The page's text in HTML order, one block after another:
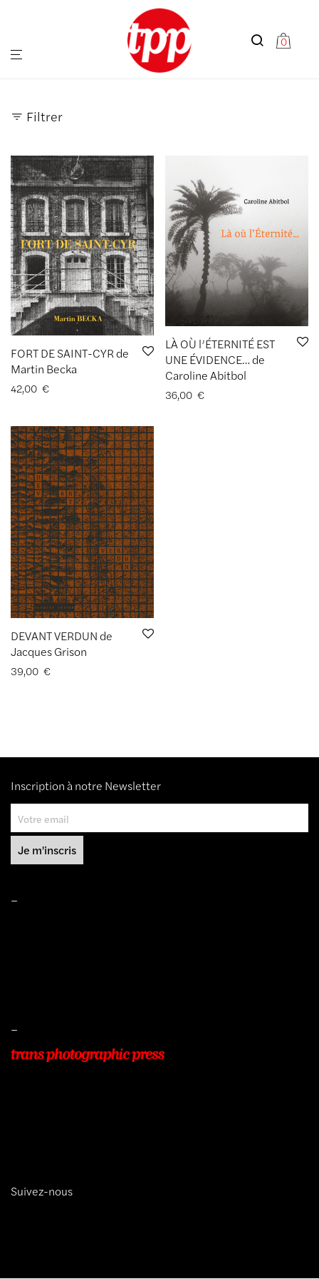
0
Filtrer
FORT DE SAINT-CYR de
Martin Becka
42,00 €
LÀ OÙ l’ÉTERNITÉ EST
UNE ÉVIDENCE… de
Caroline Abitbol
36,00 €
DEVANT VERDUN de
Jacques Grison
39,00 €
Inscription à notre Newsletter
–
–
Suivez-nous
trans photographic press © 2026